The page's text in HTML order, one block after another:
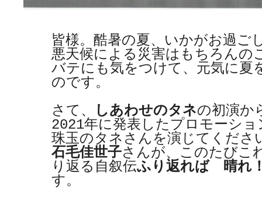
皆様。酷暑の夏、いかがお過ご
悪天候による災害はもちろんの
バテにも気をつけて、元気に夏
のです。
さて、
しあわせのタネの初演か
2021年に発表したプロモーシ
珠玉のタネさんを演じてくださ
石毛佳世子さんが、このたびこ
り返る自叙伝ふり返れば　晴れ
す。